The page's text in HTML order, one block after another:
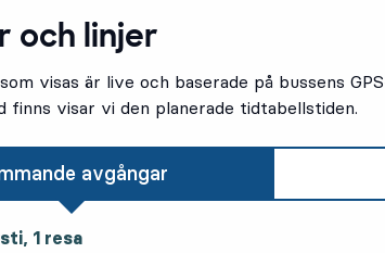
och linjer
visas är live och baserade på bussens
finns visar vi den planerade tidtabellstiden.
avgångar
1resa
1 resa